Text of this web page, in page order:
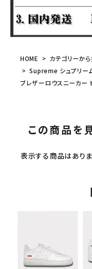
HOME カテゴリーか
Supreme シュプリ
ブレザーロウスニーカー
この商品を
表示する商品はありま